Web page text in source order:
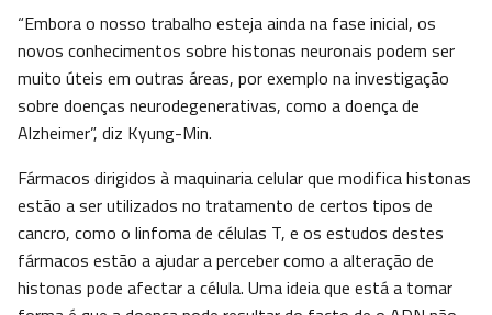
“Embora o nosso trabalho esteja ainda na fase inicial, os
novos conhecimentos sobre histonas neuronais podem ser
muito úteis em outras áreas, por exemplo na investigação
sobre doenças neurodegenerativas, como a doença de
Alzheimer”, diz Kyung-Min.
Fármacos dirigidos à maquinaria celular que modifica histonas
estão a ser utilizados no tratamento de certos tipos de
cancro, como o linfoma de células T, e os estudos destes
fármacos estão a ajudar a perceber como a alteração de
histonas pode afectar a célula. Uma ideia que está a tomar